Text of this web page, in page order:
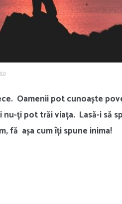
Oamenii pot cunoaște
ți pot trăi viața. Lasă-i să
fă așa cum îți spune inima!